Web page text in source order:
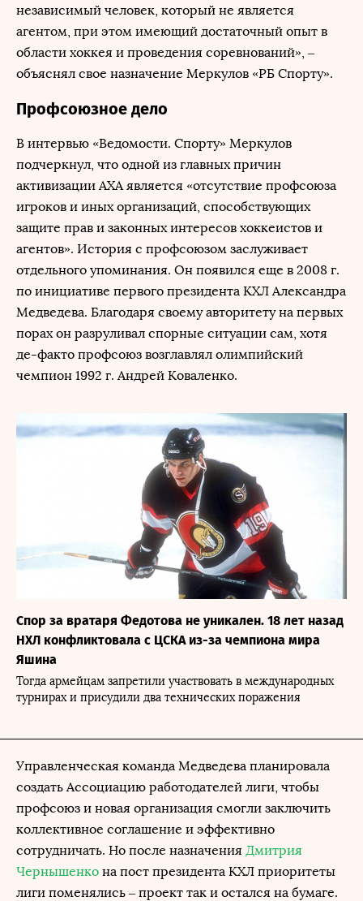
независимый человек, который не является
агентом, при этом имеющий достаточный опыт в
области хоккея и проведения соревнований», –
объяснял свое назначение Меркулов «РБ Спорту».
Профсоюзное дело
В интервью «Ведомости. Спорту» Меркулов
подчеркнул, что одной из главных причин
активизации АХА является «отсутствие профсоюза
игроков и иных организаций, способствующих
защите прав и законных интересов хоккеистов и
агентов». История с профсоюзом заслуживает
отдельного упоминания. Он появился еще в 2008 г.
по инициативе первого президента КХЛ Александра
Медведева. Благодаря своему авторитету на первых
порах он разруливал спорные ситуации сам, хотя
де-факто профсоюз возглавлял олимпийский
чемпион 1992 г. Андрей Коваленко.
Спор за вратаря Федотова не уникален. 18 лет назад
НХЛ конфликтовала с ЦСКА из-за чемпиона мира
Яшина
Тогда армейцам запретили участвовать в международных
турнирах и присудили два технических поражения
Управленческая команда Медведева планировала
создать Ассоциацию работодателей лиги, чтобы
профсоюз и новая организация смогли заключить
коллективное соглашение и эффективно
сотрудничать. Но после назначения Дмитрия
Чернышенко на пост президента КХЛ приоритеты
лиги поменялись – проект так и остался на бумаге.